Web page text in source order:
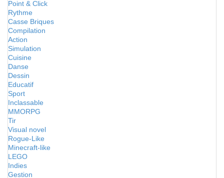
Point & Click
Rythme
Casse Briques
Compilation
Action
Simulation
Cuisine
Danse
Dessin
Educatif
Sport
Inclassable
MMORPG
Tir
Visual novel
Rogue-Like
Minecraft-like
LEGO
Indies
Gestion